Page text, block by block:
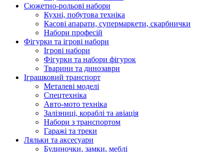
Сюжетно-рольові набори
Кухні, побутова техніка
Касові апарати, супермаркети, скарбнички
Набори професій
Фігурки та ігрові набори
Ігрові набори
Фігурки та набори фігурок
Тварини та динозаври
Іграшковий транспорт
Металеві моделі
Спецтехніка
Авто-мото техніка
Залізниці, кораблі та авіація
Набори з транспортом
Гаражі та треки
Ляльки та аксесуари
Будиночки, замки, меблі